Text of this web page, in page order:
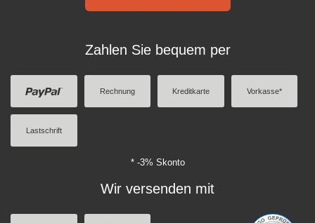
Zahlen Sie bequem per
Rechnung Kreditkarte Vorkasse*
Lastschrift
* -3% Skonto
Wir versenden mit